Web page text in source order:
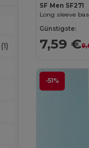
(1)
SF Men SF271
Long sleeve
Günstigste:
7,59 €
-51%